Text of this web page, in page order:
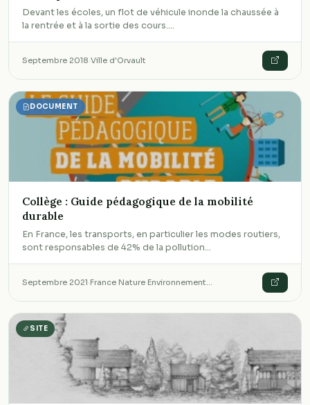
Devant les écoles, un flot de véhicule inonde la chaussée à
la rentrée et à la sortie des cours.…
Septembre 2018·Ville d'Orvault
DOCUMENT
Collège : Guide pédagogique de la mobilité
durable
En France, les transports, en particulier les modes routiers,
sont responsables de 42% de la pollution…
Septembre 2021·France Nature Environnement…
SITE